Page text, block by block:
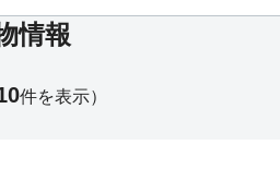
情報
件を表示）